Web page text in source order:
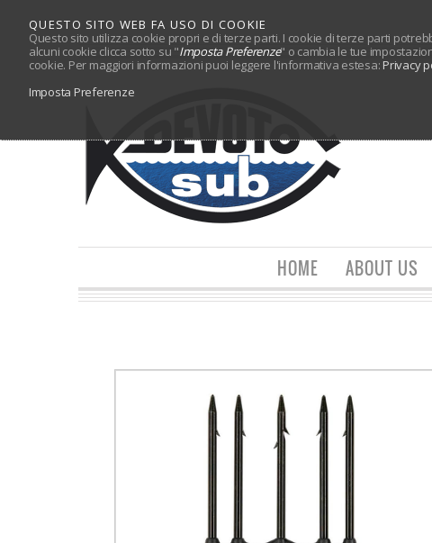
QUESTO SITO WEB FA USO DI COOKIE
Questo sito utilizza cookie propri e di terze parti. I cookie di terze parti
alcuni cookie clicca sotto su "Imposta Preferenze" o cambia le tue
cookie. Per maggiori informazioni puoi leggere l'informativa estesa: Privacy
Imposta Preferenze
HOME ABOUT US